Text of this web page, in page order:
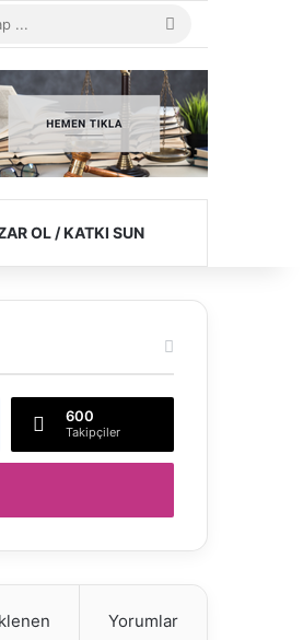
...
OL / KATKI SUN
600
Takipçiler
Yorumlar